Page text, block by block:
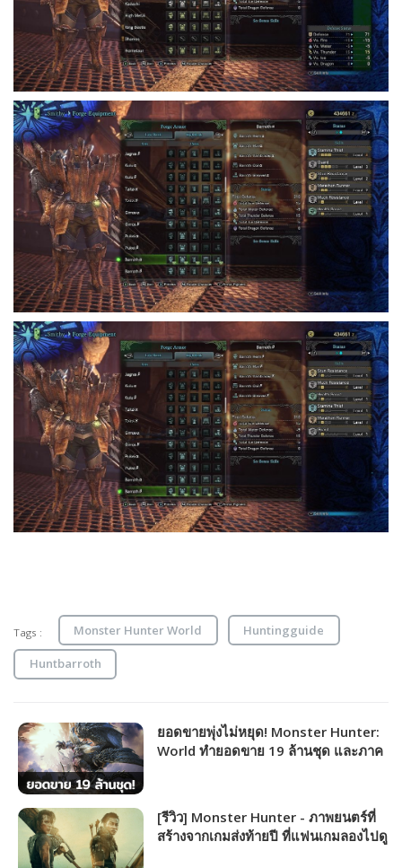
Tags : Monster Hunter World Huntingguide
Huntbarroth
ยอดขายพุ่งไม่หยุด! Monster Hunter:
World ทำยอดขาย 19 ล้านชุด และภาค
[รีวิว] Monster Hunter - ภาพยนตร์ที่
สร้างจากเกมส่งท้ายปี ที่แฟนเกมลองไปดู